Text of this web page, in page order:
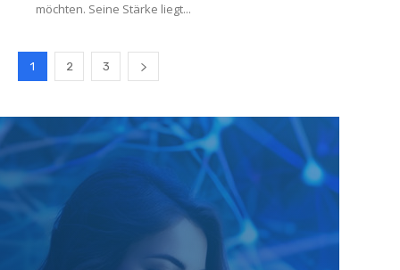
möchten. Seine Stärke liegt...
1 2 3